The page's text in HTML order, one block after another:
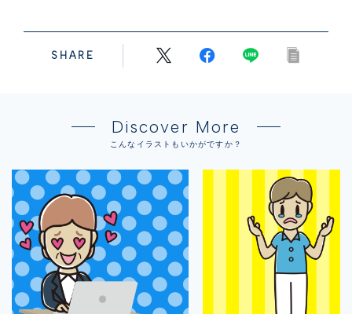
SHARE
Discover More
こんなイラストもいかがですか？